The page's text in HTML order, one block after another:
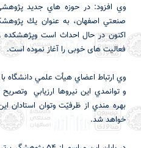
وي افزود: در حوزه هاي جديد
صنعتي اصفهان، به عنوان يك
اكنون در حال احداث است
فعالیت های خوبی را آغاز نموده است.
وي ارتباط اعضاي هيأت علمي دانشگاه
و توانمدي اين نيروها ارزيابي
بهره مندي از ظرفيّت وتوان استادان
خواهد شد.